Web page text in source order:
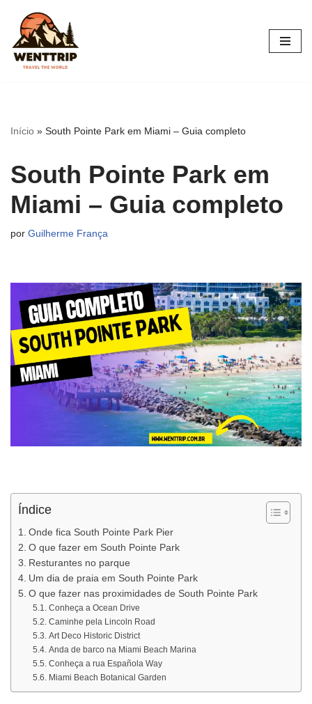
Pular
para
Início » South Pointe Park em Miami – Guia completo
South Pointe Park em
Miami – Guia completo
por Guilherme França
Índice
Onde fica South Pointe Park Pier
O que fazer em South Pointe Park
Resturantes no parque
Um dia de praia em South Pointe Park
O que fazer nas proximidades de South Pointe Park
Conheça a Ocean Drive
Caminhe pela Lincoln Road
Art Deco Historic District
Anda de barco na Miami Beach Marina
Conheça a rua Española Way
Miami Beach Botanical Garden